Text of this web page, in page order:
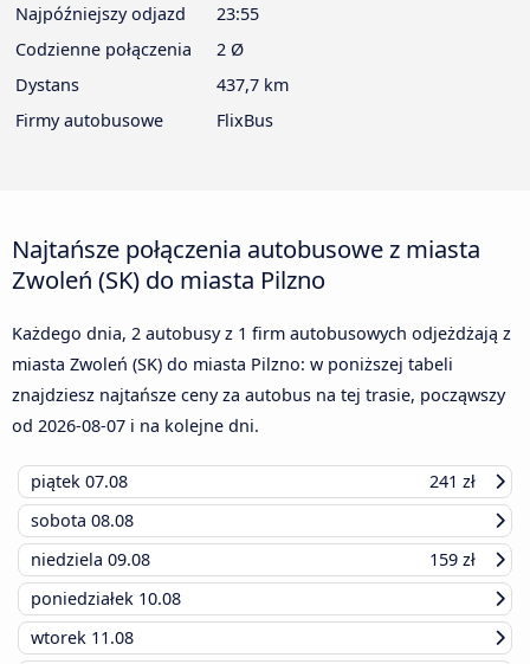
Najpóźniejszy odjazd
23:55
Codzienne połączenia
2 Ø
Dystans
437,7 km
Firmy autobusowe
FlixBus
Najtańsze połączenia autobusowe z miasta
Zwoleń (SK) do miasta Pilzno
Każdego dnia, 2 autobusy z 1 firm autobusowych odjeżdżają z
miasta Zwoleń (SK) do miasta Pilzno: w poniższej tabeli
znajdziesz najtańsze ceny za autobus na tej trasie, począwszy
od 2026-08-07 i na kolejne dni.
piątek 07.08
241 zł
sobota 08.08
niedziela 09.08
159 zł
poniedziałek 10.08
wtorek 11.08